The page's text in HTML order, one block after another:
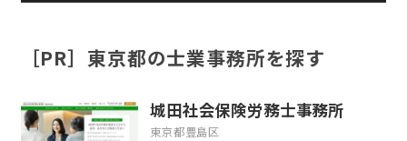
［PR］東京都の士業事務所を探す
城田社会保険労務士事務所
東京都豊島区